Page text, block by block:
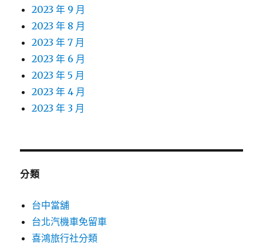
2023 年 9 月
2023 年 8 月
2023 年 7 月
2023 年 6 月
2023 年 5 月
2023 年 4 月
2023 年 3 月
分類
台中當舖
台北汽機車免留車
喜鴻旅行社分類